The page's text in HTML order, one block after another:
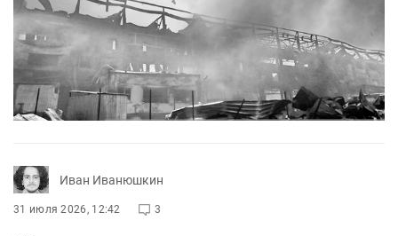
Иван Иванюшкин
31 июля 2026, 12:42 3